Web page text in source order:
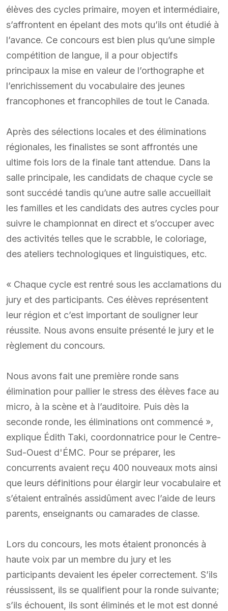
élèves des cycles primaire, moyen et intermédiaire,
s’affrontent en épelant des mots qu’ils ont étudié à
l’avance. Ce concours est bien plus qu’une simple
compétition de langue, il a pour objectifs
principaux la mise en valeur de l’orthographe et
l’enrichissement du vocabulaire des jeunes
francophones et francophiles de tout le Canada.
Après des sélections locales et des éliminations
régionales, les finalistes se sont affrontés une
ultime fois lors de la finale tant attendue. Dans la
salle principale, les candidats de chaque cycle se
sont succédé tandis qu’une autre salle accueillait
les familles et les candidats des autres cycles pour
suivre le championnat en direct et s’occuper avec
des activités telles que le scrabble, le coloriage,
des ateliers technologiques et linguistiques, etc.
« Chaque cycle est rentré sous les acclamations du
jury et des participants. Ces élèves représentent
leur région et c’est important de souligner leur
réussite. Nous avons ensuite présenté le jury et le
règlement du concours.
Nous avons fait une première ronde sans
élimination pour pallier le stress des élèves face au
micro, à la scène et à l’auditoire. Puis dès la
seconde ronde, les éliminations ont commencé »,
explique Édith Taki, coordonnatrice pour le Centre-
Sud-Ouest d'ÉMC. Pour se préparer, les
concurrents avaient reçu 400 nouveaux mots ainsi
que leurs définitions pour élargir leur vocabulaire et
s’étaient entraînés assidûment avec l’aide de leurs
parents, enseignants ou camarades de classe.
Lors du concours, les mots étaient prononcés à
haute voix par un membre du jury et les
participants devaient les épeler correctement. S’ils
réussissent, ils se qualifient pour la ronde suivante;
s’ils échouent, ils sont éliminés et le mot est donné